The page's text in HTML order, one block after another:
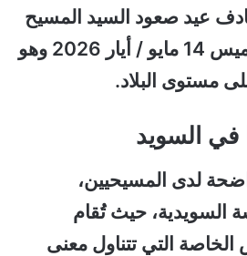
2026، يُصادف عيد صعود السيد المسيح
في السويد يوم الخميس 14 مايو / أيار 2026 وهو
مستوى البلاد.
في السويد
لدى المسيحيين،
السويدية، حيث تُقام
التي تتناول معنى